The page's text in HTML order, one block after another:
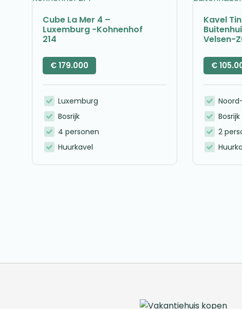
Cube La Mer 4 –
Luxemburg -Kohnenhof
214
€179.000
Luxemburg
Bosrijk
4 personen
Huurkavel
Kavel
Velsen-
€
2